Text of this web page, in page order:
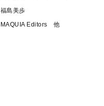
福島美歩
MAQUIA Editors